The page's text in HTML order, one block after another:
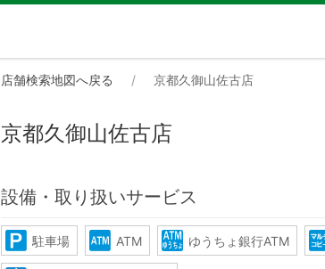
店舗検索地図へ戻る 京都久御山佐古店
京都久御山佐古店
設備・取り扱いサービス
駐車場 ATM ゆうちょ銀行ATM